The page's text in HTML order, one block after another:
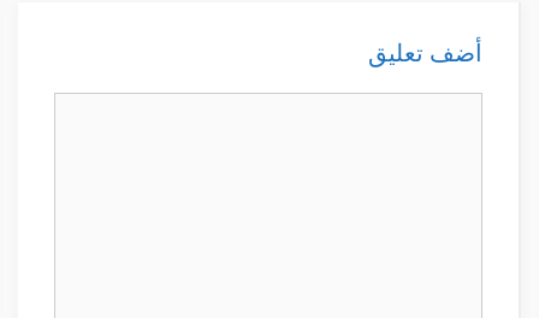
أضف تعليق